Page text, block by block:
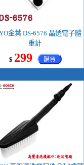
金葉 DS-6576 晶透電子體
重計
$ 299 購買